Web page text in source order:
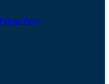
Pajak